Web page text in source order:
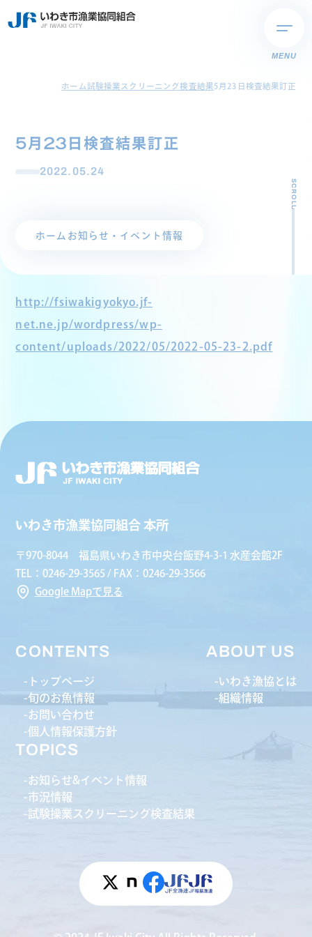
MENU
ホーム試験操業スクリーニング検査結果5月23日検査結果訂正
5月23日検査結果訂正
2022.05.24
ホーム お知らせ・イベント情報
SCROLL
http://fsiwakigyokyo.jf-
net.ne.jp/wordpress/wp-
content/uploads/2022/05/2022-05-23-2.pdf
いわき市漁業協同組合 本所
〒970-8044 福島県いわき市中央台飯野4-3-1 水産会館2F
TEL：0246-29-3565 / FAX：0246-29-3566
Google Mapで見る
CONTENTS
トップページ
旬のお魚情報
お問い合わせ
個人情報保護方針
ABOUT US
いわき漁協とは
組織情報
TOPICS
お知らせ&イベント情報
市況情報
試験操業スクリーニング検査結果